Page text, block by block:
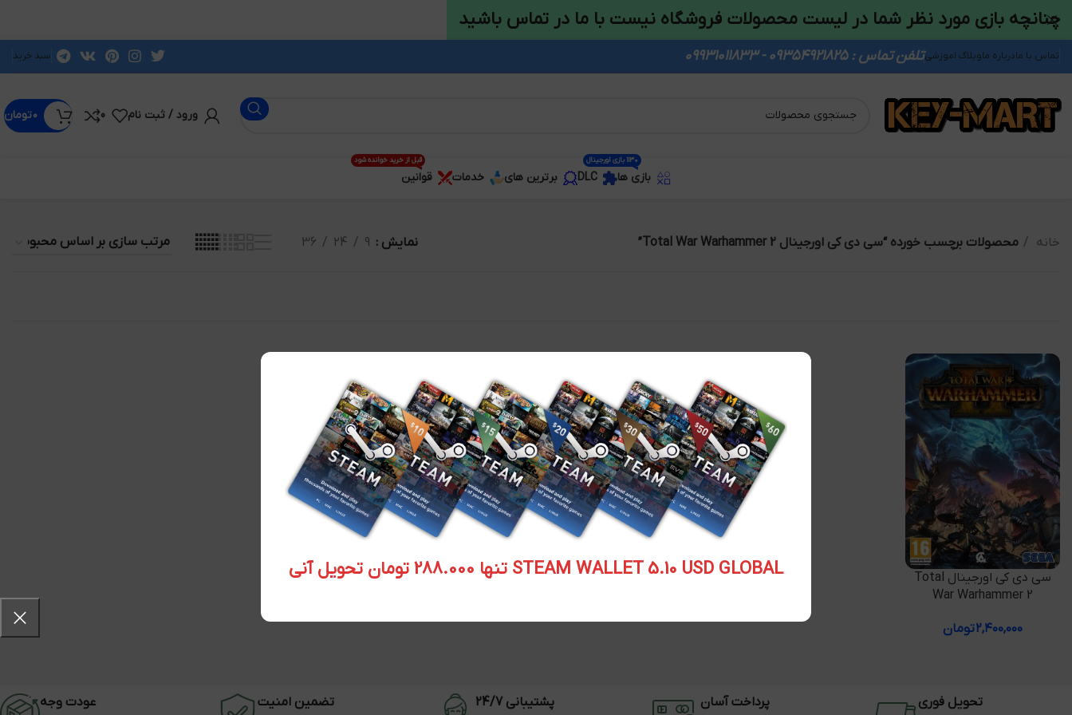
STEAM WALLET 5.10 USD GLOBAL تنها 288.000 تومان تحویل آنی
تماس با مادرباره ماوبلاگ اموزشیتلفن تماس : 09354921825 - 09931011833 سبد خرید
ورود / ثبت نام 0 ۰تومان
بازی ها
1130 بازی اورجینال
DLC برترین های خدمات قوانین
قبل از خرید خوانده شود
خانه محصولات برچسب خورده “سی دی کی اورجینال Total War Warhammer 2” نمایش 9
24
36
افزودن به سبد خرید
سی دی کی اورجینال Total
War Warhammer 2
۲,۴۰۰,۰۰۰تومان
تحویل فوری پرداخت آسان پشتیبانی 24/7 تضمین امنیت عودت وجه
چنانچه بازی مورد نظر شما در لیست محصولات فروشگاه نیست با ما در تماس باشید